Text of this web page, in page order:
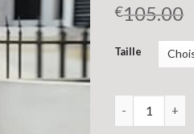
€105.00
Taille